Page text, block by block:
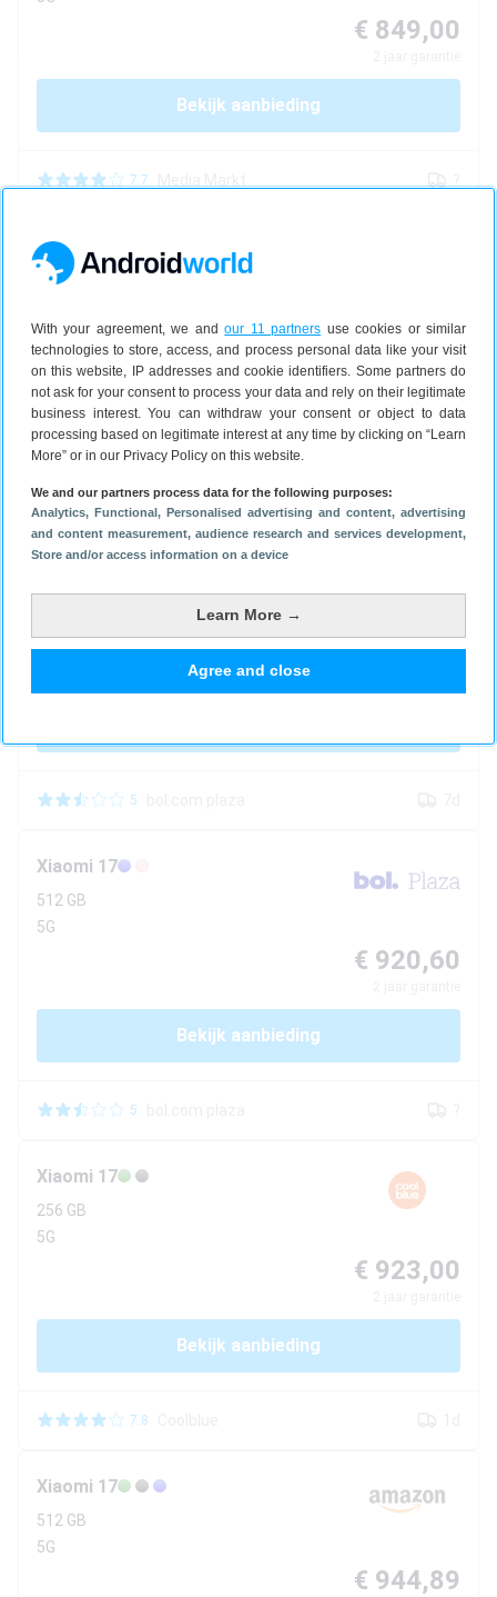
With your agreement, we andour 11 partners use cookies or similar
technologies to store, access, and process personal data like your visit
on this website, IP addresses and cookie identifiers. Some partners do
not ask for your consent to process your data and rely on their legitimate
business interest. You can withdraw your consent or object to data
processing based on legitimate interest at any time by clicking on “Learn
More” or in our Privacy Policy on this website.
We and our partners process data for the following purposes:
Analytics, Functional, Personalised advertising and content, advertising
and content measurement, audience research and services development,
Store and/or access information on a device
Learn More →
Agree and close
€ 849,00
Bekijk aanbieding
7.7
Xiaomi
512 GB
€ 879,00
2jaar garantie
Bekijk aanbieding
7.8 Coolblue
Xiaomi 17
256 GB
€ 901,38
5
Xiaomi 17
512 GB
5G
€ 920,60
Bekijk aanbieding
5
Xiaomi 17
256 GB
5G
€ 923,00
Bekijk aanbieding
7.8
Xiaomi 17
512 GB
5G
€ 944,89